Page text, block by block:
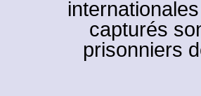
capturés
prisonniers